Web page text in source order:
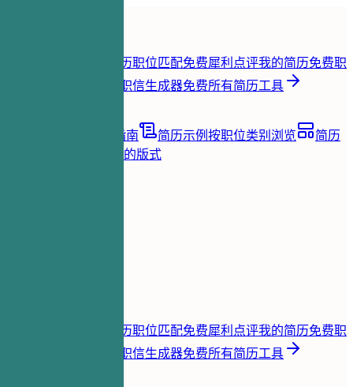
简历职位匹配免费犀利点评我的简历免费职
求职信生成器免费所有简历工具
职业建议与指南 简历示例按职位类别浏览
简历
清晰且适合 ATS 的版式
简历职位匹配免费犀利点评我的简历免费职
求职信生成器免费所有简历工具